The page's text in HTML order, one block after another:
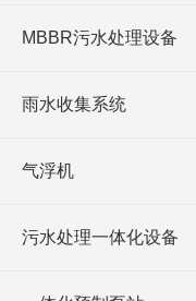
MBBR污水处理设备
雨水收集系统
气浮机
污水处理一体化设备